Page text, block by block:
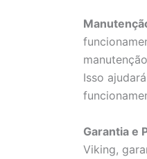
Isso
Garantia e
Viking,